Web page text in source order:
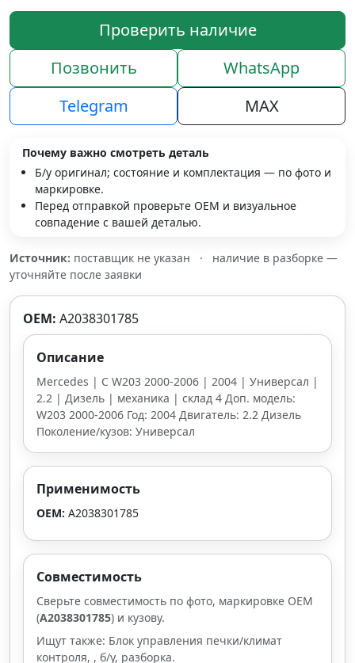
Проверить наличие
Позвонить
WhatsApp
Telegram
MAX
Почему важно смотреть деталь
Б/у оригинал; состояние и комплектация — по фото и
маркировке.
Перед отправкой проверьте OEM и визуальное
совпадение с вашей деталью.
Источник: поставщик не указан ·
наличие в разборке —
уточняйте после заявки
OEM: A2038301785
Описание
Mercedes | C W203 2000-2006 | 2004 | Универсал |
2.2 | Дизель | механика | склад 4 Доп. модель:
W203 2000-2006 Год: 2004 Двигатель: 2.2 Дизель
Поколение/кузов: Универсал
Применимость
OEM: A2038301785
Совместимость
Сверьте совместимость по фото, маркировке OEM
(A2038301785) и кузову.
Ищут также: Блок управления печки/климат
контроля, , б/у, разборка.